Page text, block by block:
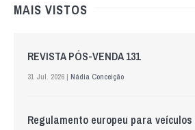
MAIS VISTOS
REVISTA PÓS-VENDA 131
31 Jul. 2026 | Nádia Conceição
Regulamento europeu para